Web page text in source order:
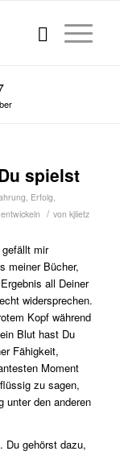
spielst
, Erfolg,
/ von kjlietz
mir
meiner Bücher,
all Deiner
widersprechen.
Kopf während
Blut hast Du
Fähigkeit,
Moment
zu sagen,
unter den anderen
Du gehörst dazu,